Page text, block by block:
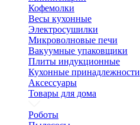
Кофемолки
Весы кухонные
Электросушилки
Микроволновые печи
Вакуумные упаковщики
Плиты индукционные
Кухонные принадлежности
Аксессуары
Товары для дома
Роботы